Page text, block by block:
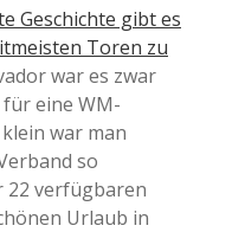
Geschichte gibt es
Toren zu
war es zwar
eine WM-
war man
so
22 verfügbaren
Urlaub in